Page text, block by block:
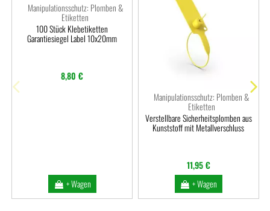
Manipulationsschutz: Plomben &
Etiketten
100 Stück Klebetiketten
Garantiesiegel Label 10x20mm
8,80 €
+ Wagen
Manipulationsschutz: Plomben &
Etiketten
Verstellbare Sicherheitsplomben aus
Kunststoff mit Metallverschluss
11,95 €
+ Wagen